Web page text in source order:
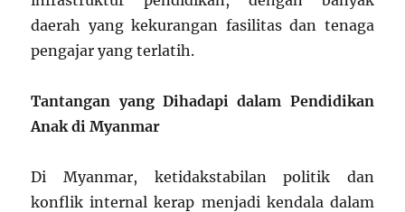
daerah yang kekurangan fasilitas dan tenaga
pengajar yang terlatih.
Tantangan yang Dihadapi dalam Pendidikan
Anak di Myanmar
Di Myanmar, ketidakstabilan politik dan
konflik internal kerap menjadi kendala dalam